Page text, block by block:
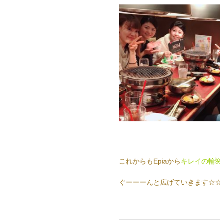
これからもEpiaからキレイの輪
ぐーーーんと広げていきます